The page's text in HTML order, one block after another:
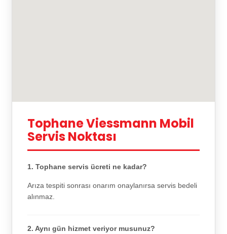
Tophane Viessmann Mobil
Servis Noktası
1. Tophane servis ücreti ne kadar?
Arıza tespiti sonrası onarım onaylanırsa servis bedeli
alınmaz.
2. Aynı gün hizmet veriyor musunuz?